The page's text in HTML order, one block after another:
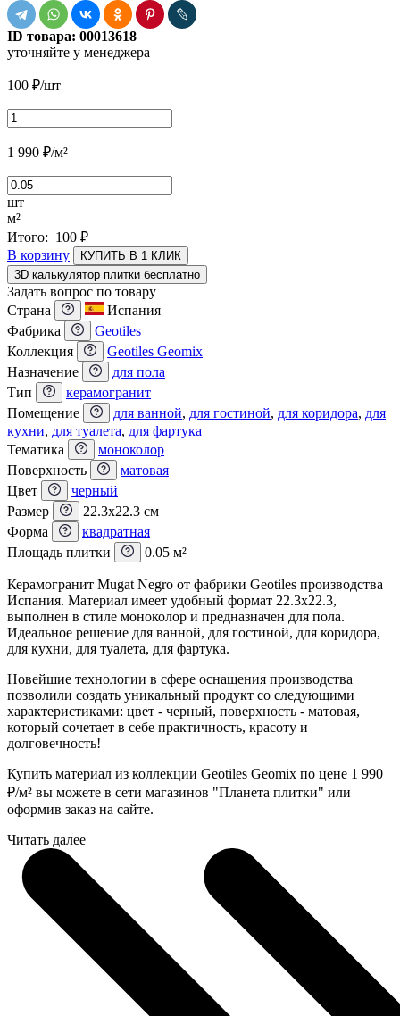
ID товара: 00013618
уточняйте у менеджера
100 ₽/шт
1 990 ₽/м²
шт
м²
Итого: 100 ₽
В корзину
КУПИТЬ В 1 КЛИК
3D калькулятор плитки бесплатно
Задать вопрос по товару
Страна
Испания
Фабрика
Geotiles
Коллекция
Geotiles Geomix
Назначение
для пола
Тип
керамогранит
Помещение
для ванной, для гостиной, для коридора, для
кухни, для туалета, для фартука
Тематика
моноколор
Поверхность
матовая
Цвет
черный
Размер
22.3x22.3 см
Форма
квадратная
Площадь плитки
0.05 м²
Керамогранит Mugat Negro от фабрики Geotiles производства
Испания. Материал имеет удобный формат 22.3x22.3,
выполнен в стиле моноколор и предназначен для пола.
Идеальное решение для ванной, для гостиной, для коридора,
для кухни, для туалета, для фартука.
Новейшие технологии в сфере оснащения производства
позволили создать уникальный продукт со следующими
характеристиками: цвет - черный, поверхность - матовая,
который сочетает в себе практичность, красоту и
долговечность!
Купить материал из коллекции Geotiles Geomix по цене 1 990
₽/м² вы можете в сети магазинов "Планета плитки" или
оформив заказ на сайте.
Читать далее